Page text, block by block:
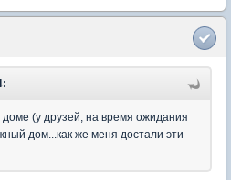
доме (у друзей, на время ожидания
дом...как же меня достали эти